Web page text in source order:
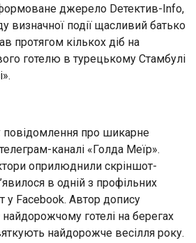
джерело Dетектив-Info,
визначної події щасливий батько
протягом кількох діб на
готелю в турецькому Стамбулі
повідомлення про шикарне
каналі «Голда Меїр».
оприлюднили скріншот-
в одній з профільних
у Facebook. Автор допису
готелі на берегах
найдорожче весілля року.